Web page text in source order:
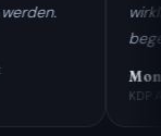
wirklich
begeistert.
Mona & S.
KDP